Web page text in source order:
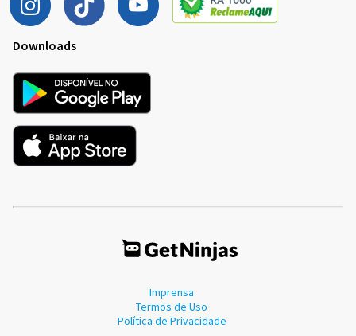
Downloads
Imprensa
Termos de Uso
Política de Privacidade